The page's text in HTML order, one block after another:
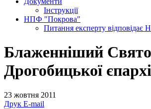
Інструкції
НПФ "Покрова"
Питання експерту відповідає
Блаженніший
Дрогобицької
23 жовтня 2011
Друк E-mail